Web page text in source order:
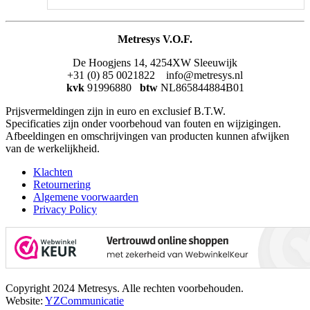
Metresys V.O.F.
De Hoogjens 14, 4254XW Sleeuwijk
+31 (0) 85 0021822 info@metresys.nl
kvk 91996880 btw NL865844884B01
Prijsvermeldingen zijn in euro en exclusief B.T.W.
Specificaties zijn onder voorbehoud van fouten en wijzigingen.
Afbeeldingen en omschrijvingen van producten kunnen afwijken
van de werkelijkheid.
Klachten
Retournering
Algemene voorwaarden
Privacy Policy
Copyright 2024 Metresys. Alle rechten voorbehouden.
Website: YZCommunicatie